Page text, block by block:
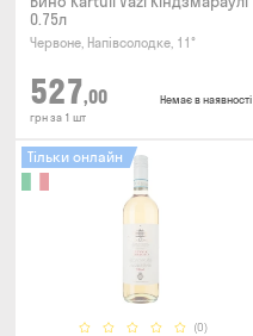
0.75л
Червоне, Напівсолодке, 11°
527,00
грн за 1 шт
Немає в наявності
(0)
Тільки онлайн